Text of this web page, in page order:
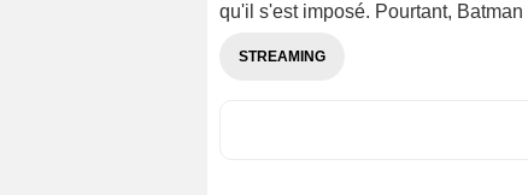
qu'il s'est imposé. Pourtant,
STREAMING